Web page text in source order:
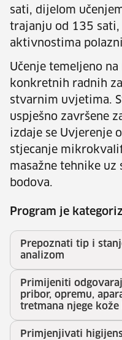
sati, dijelom
trajanju od 135 sati,
aktivnostima
Učenje temeljeno
konkretnih radnih
stvarnim uvjetima.
uspješno završene
izdaje se Uvjerenje
stjecanje
masažne tehnike uz
bodova.
Program je
Prepoznati tip i
analizom
Primijeniti
pribor, opremu,
tretmana njege
Primjenjivati